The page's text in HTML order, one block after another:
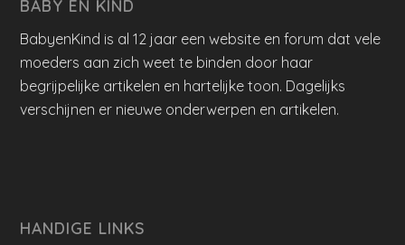
BABY EN KIND
BabyenKind is al 12 jaar een website en forum dat vele
moeders aan zich weet te binden door haar
begrijpelijke artikelen en hartelijke toon. Dagelijks
verschijnen er nieuwe onderwerpen en artikelen.
HANDIGE LINKS